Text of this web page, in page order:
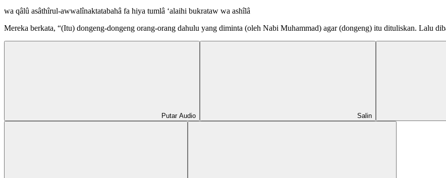
wa qâlû asâthîrul-awwalînaktatabahâ fa hiya tumlâ ‘alaihi bukrataw wa ashîlâ
Mereka berkata, “(Itu) dongeng-dongeng orang-orang dahulu yang diminta (oleh Nabi Muhammad) agar (dongeng) itu dituliskan. Lalu
Putar Audio Salin